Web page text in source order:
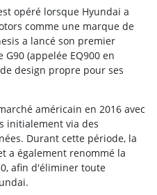
opéré lorsque Hyundai a
comme une marque de
a lancé son premier
(appelée EQ900 en
design propre pour ses
américain en 2016 avec
initialement via des
Durant cette période, la
a également renommé la
afin d'éliminer toute